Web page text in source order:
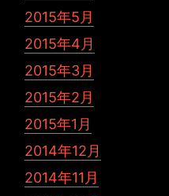
2015年5月
2015年4月
2015年3月
2015年2月
2015年1月
2014年12月
2014年11月